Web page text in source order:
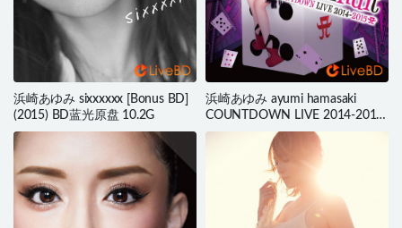
浜崎あゆみ sixxxxxx [Bonus BD]
(2015) BD蓝光原盘 10.2G
浜崎あゆみ ayumi hamasaki
COUNTDOWN LIVE 2014-2015
A Cirque de Minuit (2015) BD蓝
光原盘 39.9G